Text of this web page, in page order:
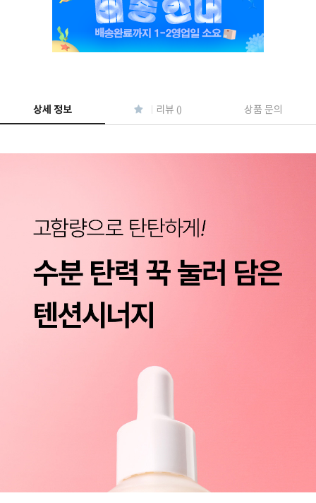
상세 정보 리뷰 () 상품 문의